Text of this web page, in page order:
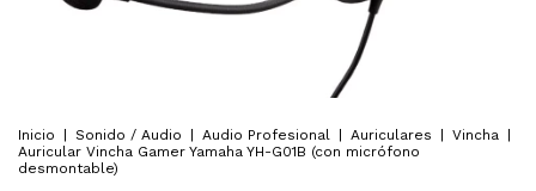
Inicio Sonido / Audio Audio Profesional Auriculares Vincha
Auricular Vincha Gamer Yamaha YH-G01B (con micrófono
desmontable)